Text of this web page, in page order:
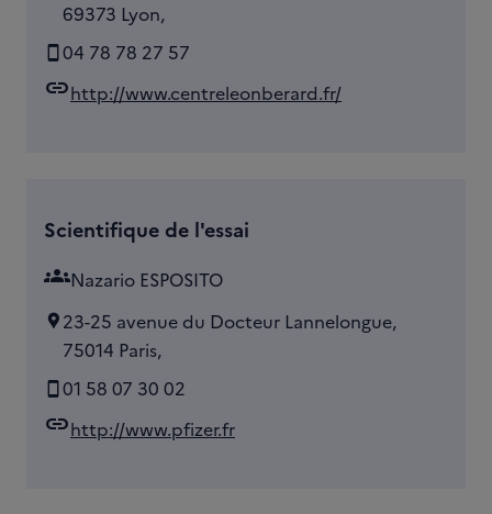
69373 Lyon,
04 78 78 27 57
linkhttp://www.centreleonberard.fr/
Scientifique de l'essai
groupsNazario ESPOSITO
23-25 avenue du Docteur Lannelongue,
75014 Paris,
01 58 07 30 02
linkhttp://www.pfizer.fr